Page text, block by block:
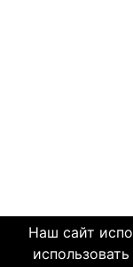
Наш сайт